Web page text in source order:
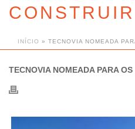
INÍCIO » TECNOVIA NOMEADA
TECNOVIA NOMEADA PARA